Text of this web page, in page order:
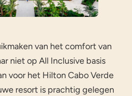
van het comfort van
niet op All Inclusive basis
voor het Hilton Cabo Verde
resort is prachtig gelegen